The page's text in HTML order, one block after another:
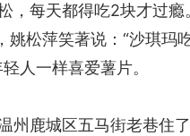
，每天都得吃2块才过
松萍笑著说：“沙琪玛
人一样喜爱薯片。
州鹿城区五马街老巷住